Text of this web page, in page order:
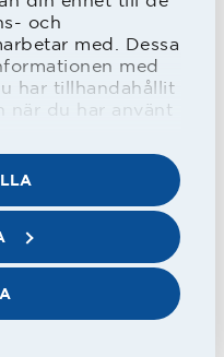
och
med. Dessa
med
har tillhandahållit
när du har använt
chefstränare
upp som
i IFK Värnamo.
och
har satsat